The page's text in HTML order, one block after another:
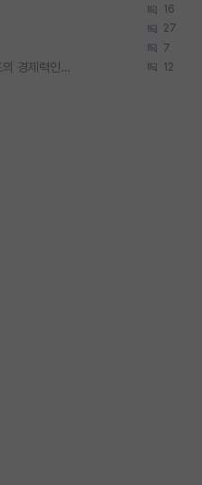
16
27
7
박사진학하기에 2억은 괜찮은 (?) 정도의 경제력인가요 12